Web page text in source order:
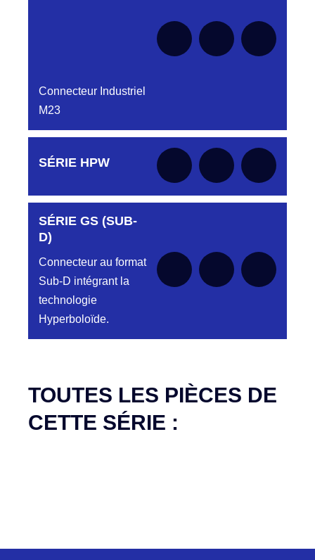
Connecteur Industriel
M23
Aucune pièce disponible pour cette série pour
le moment
SÉRIE HPW
Aucune pièce disponible pour cette série pour
SÉRIE GS (SUB-
D)
Connecteur au format
Sub-D intégrant la
technologie
Hyperboloïde.
TOUTES LES PIÈCES DE
CETTE SÉRIE :